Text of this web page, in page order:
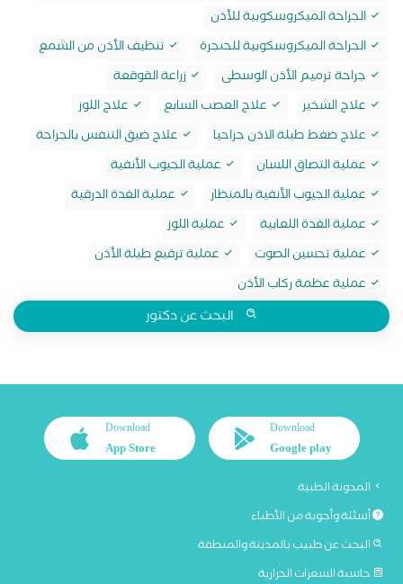
الجراحة الميكروسكوبية للأذن
الجراحة الميكروسكوبية للحنجرة
تنظيف الأذن من الشمع
جراحة ترميم الأذن الوسطى
زراعة القوقعة
علاج الشخير
علاج العصب السابع
علاج اللوز
علاج ضغط طبلة الاذن جراحيا
علاج ضيق التنفس بالجراحة
عملية التصاق اللسان
عملية الجيوب الأنفية
عملية الجيوب الأنفية بالمنظار
عملية الغدة الدرقية
عملية الغدة اللعابية
عملية اللوز
عملية تحسين الصوت
عملية ترقيع طبلة الأذن
عملية عظمة ركاب الأذن
البحث عن دكتور
Download
Google play
Download
App Store
المدونة الطبية
أسئلة وأجوبة من الأطباء
البحث عن طبيب بالمدينة والمنطقة
حاسبة السعرات الحرارية